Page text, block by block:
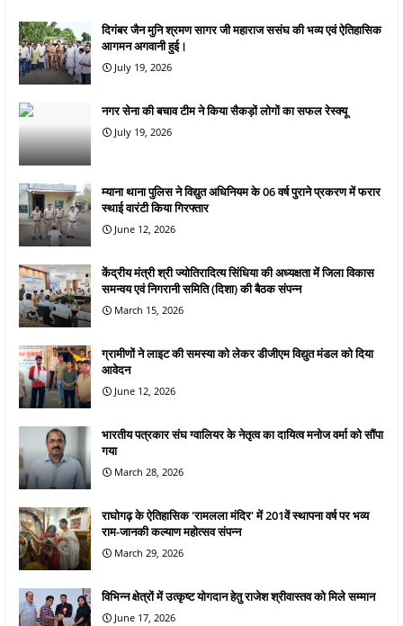
दिगंबर जैन मुनि श्रमण सागर जी महाराज ससंघ की भव्य एवं ऐतिहासिक
आगमन अगवानी हुई।
July 19, 2026
नगर सेना की बचाव टीम ने किया सैकड़ों लोगों का सफल रेस्क्यू
July 19, 2026
म्याना थाना पुलिस ने विद्युत अधिनियम के 06 वर्ष पुराने प्रकरण में फरार
स्थाई वारंटी किया गिरफ्तार
June 12, 2026
केंद्रीय मंत्री श्री ज्योतिरादित्य सिंधिया की अध्यक्षता में जिला विकास
समन्वय एवं निगरानी समिति (दिशा) की बैठक संपन्न
March 15, 2026
ग्रामीणों ने लाइट की समस्या को लेकर डीजीएम विद्युत मंडल को दिया
आवेदन
June 12, 2026
भारतीय पत्रकार संघ ग्वालियर के नेतृत्व का दायित्व मनोज वर्मा को सौंपा
गया
March 28, 2026
राघोगढ़ के ऐतिहासिक 'रामलला मंदिर' में 201वें स्थापना वर्ष पर भव्य
राम-जानकी कल्याण महोत्सव संपन्न
March 29, 2026
विभिन्न क्षेत्रों में उत्कृष्ट योगदान हेतु राजेश श्रीवास्तव को मिले सम्मान
June 17, 2026